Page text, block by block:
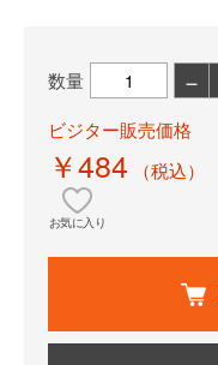
数量 －
ビジター販売価格
￥484 （税込）
お気に入り